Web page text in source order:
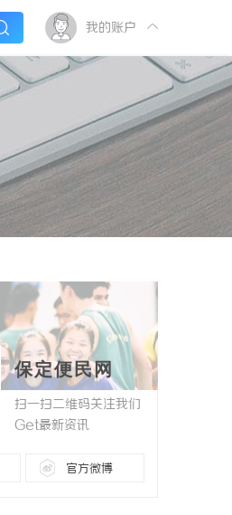
我的账户
保定便民网
扫一扫二维码关注我们
Get最新资讯
官方微博